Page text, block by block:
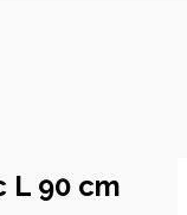
L 90 cm